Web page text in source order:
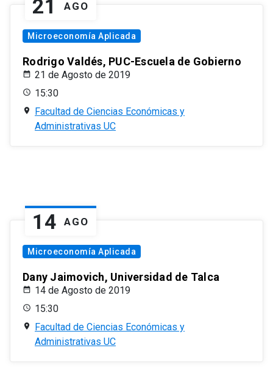
21 AGO
Microeconomía Aplicada
Rodrigo Valdés, PUC-Escuela de Gobierno
21 de Agosto de 2019
15:30
Facultad de Ciencias Económicas y
Administrativas UC
14 AGO
Microeconomía Aplicada
Dany Jaimovich, Universidad de Talca
14 de Agosto de 2019
15:30
Facultad de Ciencias Económicas y
Administrativas UC